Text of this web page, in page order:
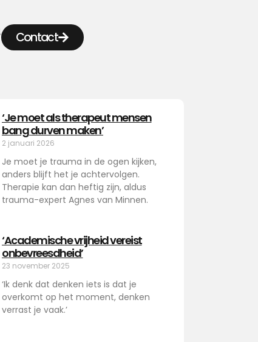
Contact
‘Je moet als therapeut mensen
bang durven maken’
2 januari 2026
Je moet je trauma in de ogen kijken,
anders blijft het je achtervolgen.
Therapie kan dan heftig zijn, aldus
trauma-expert Agnes van Minnen.
‘Academische vrijheid vereist
onbevreesdheid’
23 november 2025
‘Ik denk dat denken iets is dat je
overkomt op het moment, denken
verrast je vaak.’